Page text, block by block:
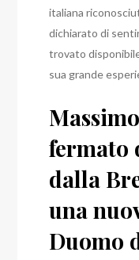
italiana
dichiarato di
trovato
sua grande
fermato
dalla
una
Duomo